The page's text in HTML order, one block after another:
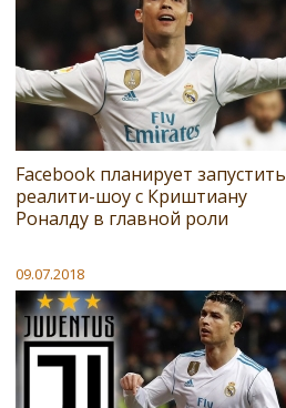
Facebook планирует запустить
реалити-шоу с Криштиану
Роналду в главной роли
09.07.2018